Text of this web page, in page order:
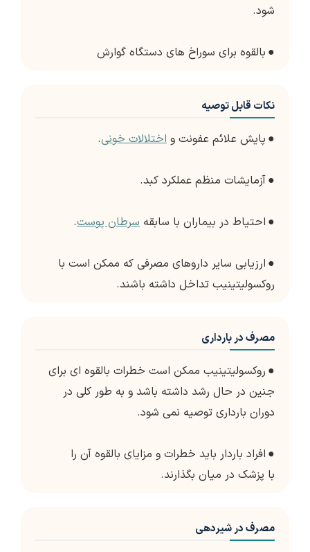
شود.
● بالقوه برای سوراخ های دستگاه گوارش
نکات قابل توصیه
● پایش علائم عفونت و اختلالات خونی.
●آزمایشات منظم عملکرد کبد.
● احتیاط در بیماران با سابقه سرطان پوست.
● ارزیابی سایر داروهای مصرفی که ممکن است با
روکسولیتینیب تداخل داشته باشند.
مصرف در بارداری
● روکسولیتینیب ممکن است خطرات بالقوه ای برای
جنین در حال رشد داشته باشد و به طور کلی در
دوران بارداری توصیه نمی شود.
● افراد باردار باید خطرات و مزایای بالقوه آن را
با پزشک در میان بگذارند.
مصرف در شیردهی